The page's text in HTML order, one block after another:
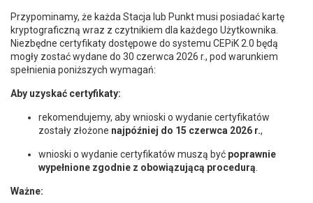
Przypominamy, że każda Stacja lub Punkt musi posiadać kartę
kryptograficzną wraz z czytnikiem dla każdego Użytkownika.
Niezbędne certyfikaty dostępowe do systemu CEPiK 2.0 będą
mogły zostać wydane do 30 czerwca 2026 r., pod warunkiem
spełnienia poniższych wymagań:
Aby uzyskać certyfikaty:
rekomendujemy, aby wnioski o wydanie certyfikatów
zostały złożone najpóźniej do 15 czerwca 2026 r.,
wnioski o wydanie certyfikatów muszą być poprawnie
wypełnione zgodnie z obowiązującą procedurą.
Ważne: